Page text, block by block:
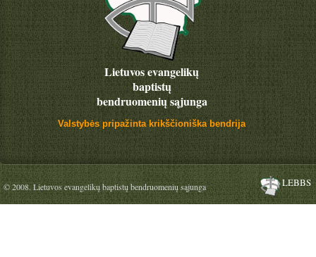
Lietuvos evangelikų
baptistų
bendruomenių sąjunga
Valstybės pripažinta krikščioniška bendrija
© 2008. Lietuvos evangelikų baptistų bendruomenių sąjunga LEBBS